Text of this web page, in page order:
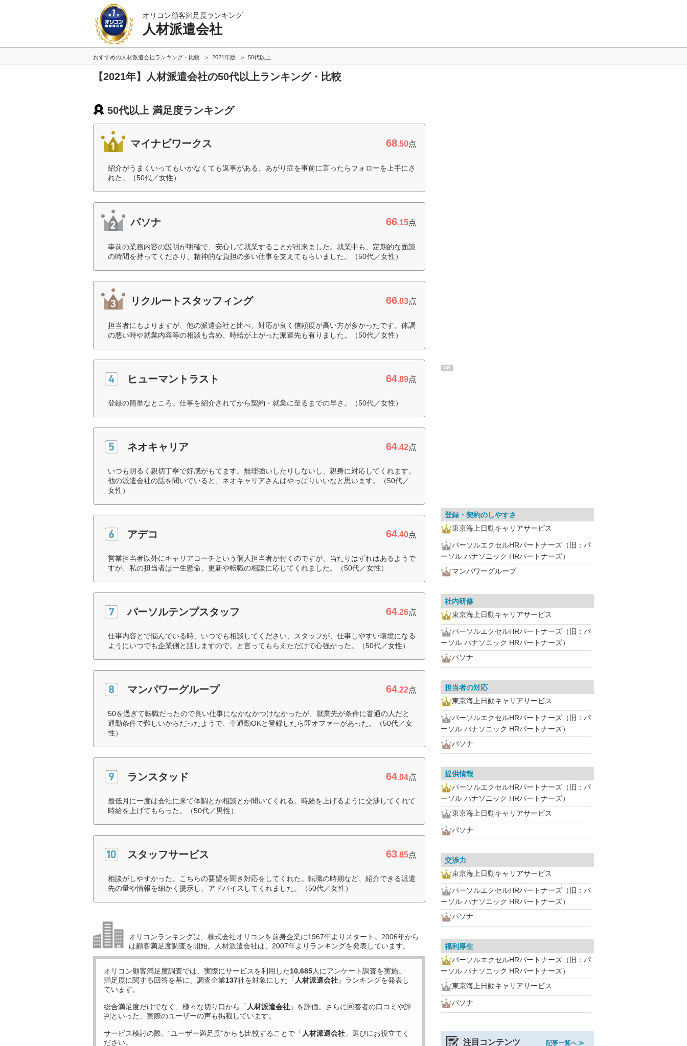
オリコン顧客満足度ランキング
人材派遣会社
おすすめの人材派遣会社ランキング・比較 2021年版 50代以上
【2021年】人材派遣会社の50代以上ランキング・比較
50代以上 満足度ランキング
マイナビワークス 68.50点
紹介がうまくいってもいかなくても返事がある。あがり症を事前に言ったらフォローを上手にさ
れた。（50代／女性）
パソナ 66.15点
事前の業務内容の説明が明確で、安心して就業することが出来ました。就業中も、定期的な面談
の時間を持ってくださり、精神的な負担の多い仕事を支えてもらいました。（50代／女性）
リクルートスタッフィング 66.03点
担当者にもよりますが、他の派遣会社と比べ、対応が良く信頼度が高い方が多かったです。体調
の悪い時や就業内容等の相談も含め、時給が上がった派遣先も有りました。（50代／女性）
ヒューマントラスト 64.89点
登録の簡単なところ。仕事を紹介されてから契約・就業に至るまでの早さ。（50代／女性）
ネオキャリア 64.42点
いつも明るく親切丁寧で好感がもてます。無理強いしたりしないし、親身に対応してくれます。
他の派遣会社の話を聞いていると、ネオキャリアさんはやっぱりいいなと思います。（50代／
女性）
アデコ 64.40点
営業担当者以外にキャリアコーチという個人担当者が付くのですが、当たりはずれはあるようで
すが、私の担当者は一生懸命、更新や転職の相談に応じてくれました。（50代／女性）
パーソルテンプスタッフ 64.26点
仕事内容とで悩んでいる時、いつでも相談してください、スタッフが、仕事しやすい環境になる
ようにいつでも企業側と話しますので。と言ってもらえただけで心強かった。（50代／女性）
マンパワーグループ 64.22点
50を過ぎて転職だったので良い仕事になかなかつけなかったが、就業先が条件に普通の人だと
通勤条件で難しいからだったようで、車通勤OKと登録したら即オファーがあった。（50代／女
性）
ランスタッド 64.04点
最低月に一度は会社に来て体調とか相談とか聞いてくれる。時給を上げるように交渉してくれて
時給を上げてもらった。（50代／男性）
スタッフサービス 63.85点
相談がしやすかった。こちらの要望を聞き対応をしてくれた。転職の時期など、紹介できる派遣
先の量や情報を細かく提示し、アドバイスしてくれました。（50代／女性）
オリコンランキングは、株式会社オリコンを前身企業に1967年よりスタート。2006年から
は顧客満足度調査を開始。人材派遣会社は、2007年よりランキングを発表しています。
オリコン顧客満足度調査では、実際にサービスを利用した10,685人にアンケート調査を実施。
満足度に関する回答を基に、調査企業137社を対象にした「 人材派遣会社 」ランキングを発表し
ています。
総合満足度だけでなく、様々な切り口から「 人材派遣会社 」を評価。さらに回答者の口コミや評
判といった、実際のユーザーの声も掲載しています。
サービス検討の際、“ユーザー満足度”からも比較することで「 人材派遣会社 」選びにお役立てく
ださい。
PR
登録・契約のしやすさ
東京海上日動キャリアサービス
パーソルエクセルHRパートナーズ（旧：パ
ーソル パナソニック HRパートナーズ）
マンパワーグループ
社内研修
東京海上日動キャリアサービス
パーソルエクセルHRパートナーズ（旧：パ
ーソル パナソニック HRパートナーズ）
パソナ
担当者の対応
東京海上日動キャリアサービス
パーソルエクセルHRパートナーズ（旧：パ
ーソル パナソニック HRパートナーズ）
パソナ
提供情報
パーソルエクセルHRパートナーズ（旧：パ
ーソル パナソニック HRパートナーズ）
東京海上日動キャリアサービス
パソナ
交渉力
東京海上日動キャリアサービス
パーソルエクセルHRパートナーズ（旧：パ
ーソル パナソニック HRパートナーズ）
パソナ
福利厚生
パーソルエクセルHRパートナーズ（旧：パ
ーソル パナソニック HRパートナーズ）
東京海上日動キャリアサービス
パソナ
注目コンテンツ 記事一覧へ ≫